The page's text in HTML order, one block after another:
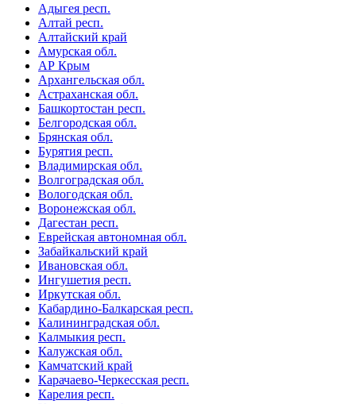
Адыгея респ.
Алтай респ.
Алтайский край
Амурская обл.
АР Крым
Архангельская обл.
Астраханская обл.
Башкортостан респ.
Белгородская обл.
Брянская обл.
Бурятия респ.
Владимирская обл.
Волгоградская обл.
Вологодская обл.
Воронежская обл.
Дагестан респ.
Еврейская автономная обл.
Забайкальский край
Ивановская обл.
Ингушетия респ.
Иркутская обл.
Кабардино-Балкарская респ.
Калининградская обл.
Калмыкия респ.
Калужская обл.
Камчатский край
Карачаево-Черкесская респ.
Карелия респ.